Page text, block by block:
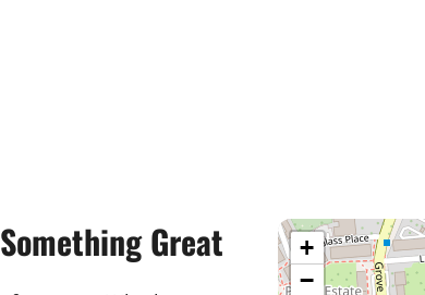
+
−
Great